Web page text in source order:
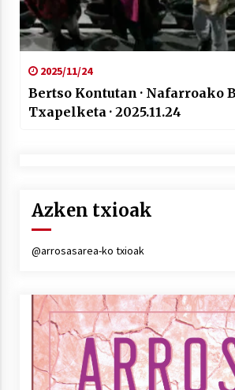
2025/11/24
Bertso Kontutan · Nafarroako
Txapelketa · 2025.11.24
Azken txioak
@arrosasarea-ko txioak